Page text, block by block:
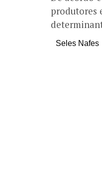
produtores
Seles Nafes